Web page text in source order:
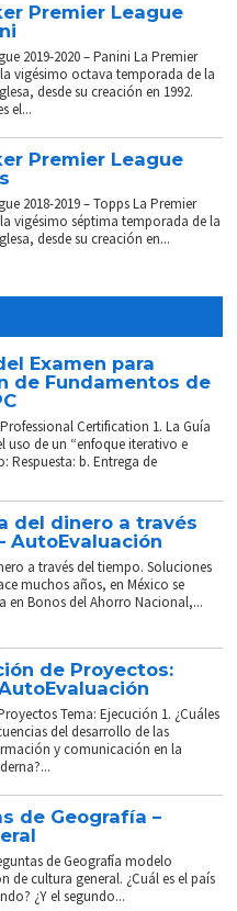
Premier League
2019-2020 – Panini La Premier
la vigésimo octava temporada de la
desde su creación en 1992.
el...
Premier League
2018-2019 – Topps La Premier
la vigésimo séptima temporada de la
desde su creación en...
Examen para
de Fundamentos de
Certification 1. La Guía
uso de un “enfoque iterativo e
Respuesta: b. Entrega de
del dinero a través
AutoEvaluación
a través del tiempo. Soluciones
muchos años, en México se
en Bonos del Ahorro Nacional,...
de Proyectos:
Tema: Ejecución 1. ¿Cuáles
del desarrollo de las
y comunicación en la
de Geografía –
de Geografía modelo
de cultura general. ¿Cuál es el país
¿Y el segundo...